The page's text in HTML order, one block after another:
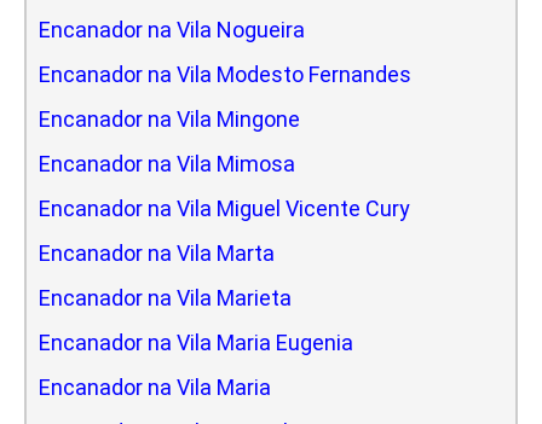
Encanador na Vila Nogueira
Encanador na Vila Modesto Fernandes
Encanador na Vila Mingone
Encanador na Vila Mimosa
Encanador na Vila Miguel Vicente Cury
Encanador na Vila Marta
Encanador na Vila Marieta
Encanador na Vila Maria Eugenia
Encanador na Vila Maria